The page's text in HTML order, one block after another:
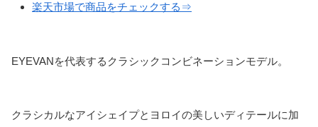
楽天市場で商品をチェックする⇒
EYEVANを代表するクラシックコンビネーションモデル。
クラシカルなアイシェイプとヨロイの美しいディテールに加